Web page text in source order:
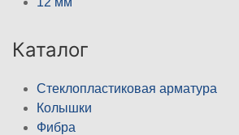
Каталог
Стеклопластиковая арматура
Колышки
Фибра